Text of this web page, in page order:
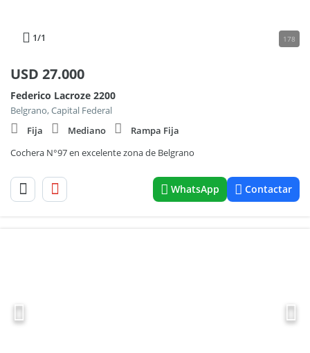
1/1 178
USD 27.000
Federico Lacroze 2200
Belgrano, Capital Federal
Fija
Mediano
Rampa Fija
Cochera N°97 en excelente zona de Belgrano
WhatsApp Contactar